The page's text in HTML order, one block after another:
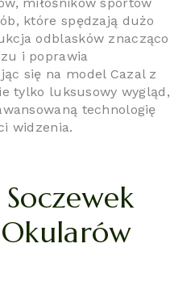
które spędzają dużo
odblasków znacząco
i poprawia
się na model Cazal z
tylko luksusowy wygląd,
technologię
widzenia.